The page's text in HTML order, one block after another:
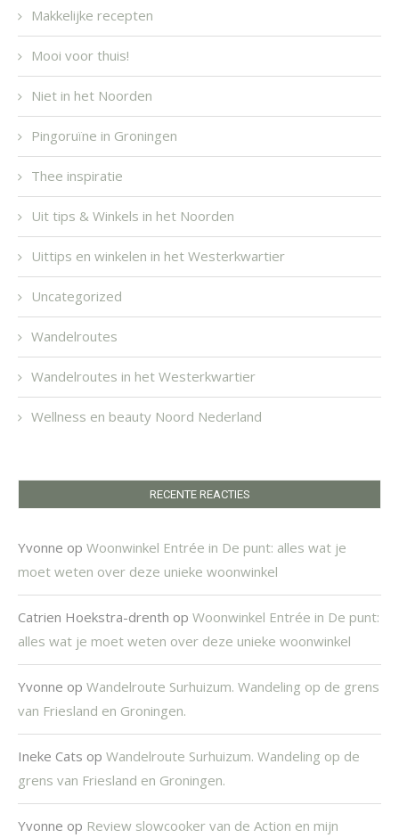
Makkelijke recepten
Mooi voor thuis!
Niet in het Noorden
Pingoruïne in Groningen
Thee inspiratie
Uit tips & Winkels in het Noorden
Uittips en winkelen in het Westerkwartier
Uncategorized
Wandelroutes
Wandelroutes in het Westerkwartier
Wellness en beauty Noord Nederland
RECENTE REACTIES
Yvonne op Woonwinkel Entrée in De punt: alles wat je
moet weten over deze unieke woonwinkel
Catrien Hoekstra-drenth op Woonwinkel Entrée in De punt:
alles wat je moet weten over deze unieke woonwinkel
Yvonne op Wandelroute Surhuizum. Wandeling op de grens
van Friesland en Groningen.
Ineke Cats op Wandelroute Surhuizum. Wandeling op de
grens van Friesland en Groningen.
Yvonne op Review slowcooker van de Action en mijn